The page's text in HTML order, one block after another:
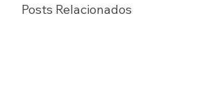
Posts Relacionados